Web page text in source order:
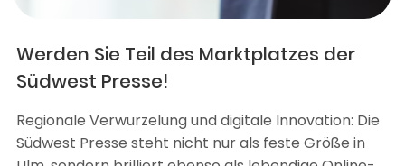
Werden Sie Teil des Marktplatzes der
Südwest Presse!
Regionale Verwurzelung und digitale Innovation: Die
Südwest Presse steht nicht nur als feste Größe in